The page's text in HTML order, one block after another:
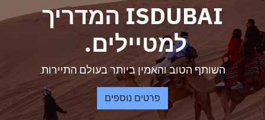
ISDUBAI המדריך
למטיילים.
השותף הטוב והאמין ביותר בעולם התיירות.
פרטים נוספים